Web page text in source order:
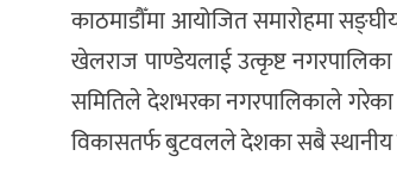
काठमाडौँमा आयोजित समारोहमा
खेलराज पाण्डेयलाई उत्कृष्ट नगरपालिका
समितिले देशभरका नगरपालिकाले गरेका
विकासतर्फ बुटवलले देशका सबै स्थानीय